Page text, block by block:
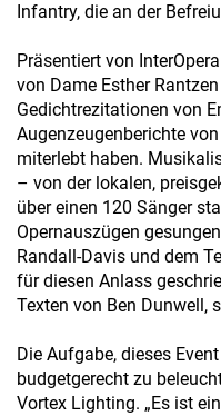
Infantry, die an der
Präsentiert von
von Dame Esther
Gedichtrezitationen von
Augenzeugenberichte
miterlebt haben.
– von der lokalen,
über einen 120 Sänger
Opernauszügen
Randall-Davis und dem
für diesen Anlass
Texten von Ben Dunwell,
Die Aufgabe, dieses
budgetgerecht zu
Vortex Lighting. „Es ist